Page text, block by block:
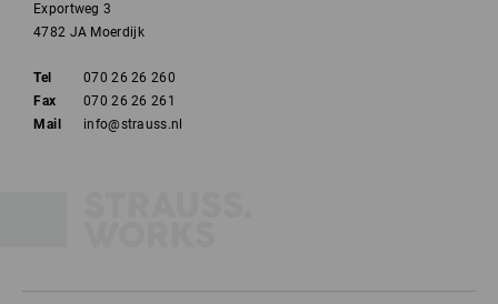
Exportweg 3
4782 JA Moerdijk
Tel
070 26 26 260
Fax
070 26 26 261
Mail
info@strauss.nl